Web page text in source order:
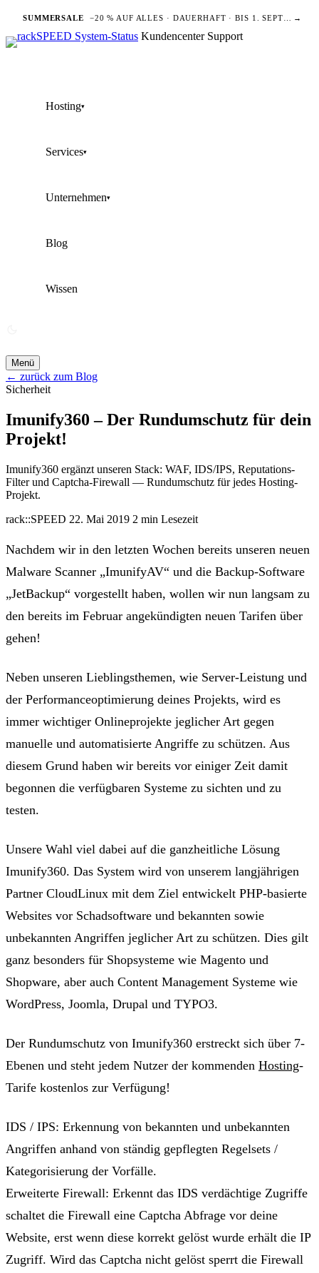
SUMMERSALE →
Kundencenter Support
Hosting▾
Services▾
Unternehmen▾
Blog
Wissen
Menü
← zurück zum Blog
Sicherheit
Imunify360 – Der Rundumschutz für dein
Projekt!
Imunify360 ergänzt unseren Stack: WAF, IDS/IPS, Reputations-
Filter und Captcha-Firewall — Rundumschutz für jedes Hosting-
Projekt.
rack::SPEED 22. Mai 2019 2 min Lesezeit
Nachdem wir in den letzten Wochen bereits unseren neuen
Malware Scanner „ImunifyAV“ und die Backup-Software
„JetBackup“ vorgestellt haben, wollen wir nun langsam zu
den bereits im Februar angekündigten neuen Tarifen über
gehen!
Neben unseren Lieblingsthemen, wie Server-Leistung und
der Performanceoptimierung deines Projekts, wird es
immer wichtiger Onlineprojekte jeglicher Art gegen
manuelle und automatisierte Angriffe zu schützen. Aus
diesem Grund haben wir bereits vor einiger Zeit damit
begonnen die verfügbaren Systeme zu sichten und zu
testen.
Unsere Wahl viel dabei auf die ganzheitliche Lösung
Imunify360. Das System wird von unserem langjährigen
Partner CloudLinux mit dem Ziel entwickelt PHP-basierte
Websites vor Schadsoftware und bekannten sowie
unbekannten Angriffen jeglicher Art zu schützen. Dies gilt
ganz besonders für Shopsysteme wie Magento und
Shopware, aber auch Content Management Systeme wie
WordPress, Joomla, Drupal und TYPO3.
Der Rundumschutz von Imunify360 erstreckt sich über 7-
Ebenen und steht jedem Nutzer der kommenden Hosting-
Tarife kostenlos zur Verfügung!
IDS / IPS: Erkennung von bekannten und unbekannten
Angriffen anhand von ständig gepflegten Regelsets /
Kategorisierung der Vorfälle.
Erweiterte Firewall: Erkennt das IDS verdächtige Zugriffe
schaltet die Firewall eine Captcha Abfrage vor deine
Website, erst wenn diese korrekt gelöst wurde erhält die IP
Zugriff. Wird das Captcha nicht gelöst sperrt die Firewall